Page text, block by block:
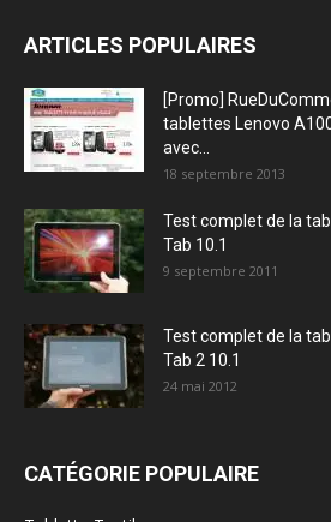
ARTICLES POPULAIRES
[Promo]
tablettes Lenovo
avec...
18 septembre 2013
Test complet de la
Tab 10.1
9 septembre 2011
Test complet de la
Tab 2 10.1
24 mai 2012
CATÉGORIE POPULAIRE